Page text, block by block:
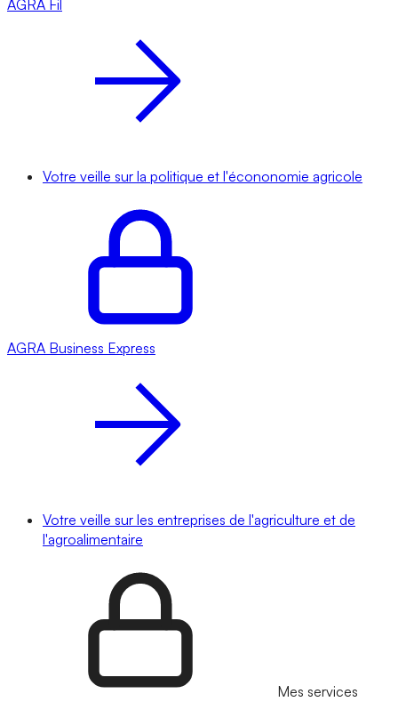
AGRA Fil
Votre veille sur la politique et l'écononomie agricole
AGRA Business Express
Votre veille sur les entreprises de l'agriculture et de
l'agroalimentaire
Mes services